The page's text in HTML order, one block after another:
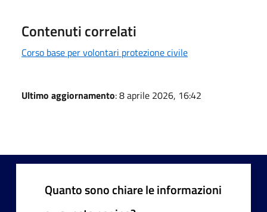
Contenuti correlati
Corso base per volontari protezione civile
Ultimo aggiornamento: 8 aprile 2026, 16:42
Quanto sono chiare le informazioni